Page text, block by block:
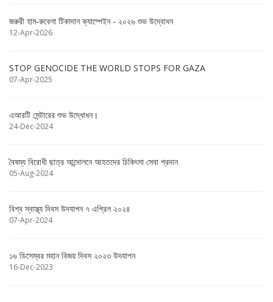
জরুরী হাম-রুবেলা টিকাদান ক্যাম্পেইন - ২০২৬ শুভ উদ্বোধন
12-Apr-2026
STOP GENOCIDE THE WORLD STOPS FOR GAZA
07-Apr-2025
এআরটি সেন্টারের শুভ উদ্ধোধন।
24-Dec-2024
বৈষম্য বিরোধী ছাত্র আন্দোলনে আহতদের চিকিৎসা সেবা প্রদান
05-Aug-2024
বিশ্ব স্বাস্থ্য দিবস উদযাপন ৭ এপ্রিল ২০২৪
07-Apr-2024
১৬ ডিসেম্বর মহান বিজয় দিবস ২০২৩ উদযাপন
16-Dec-2023